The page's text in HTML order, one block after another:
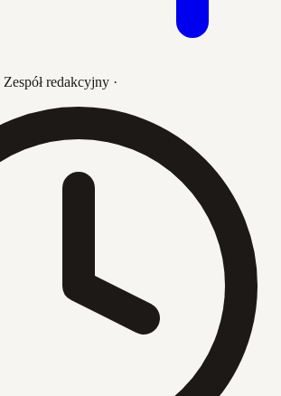
Zespół redakcyjny ·